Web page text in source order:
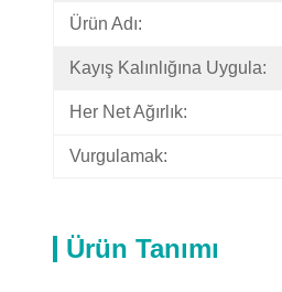
Ürün Adı:
Kayış Kalınlığına Uygula:
Her Net Ağırlık:
Vurgulamak:
Ürün Tanımı